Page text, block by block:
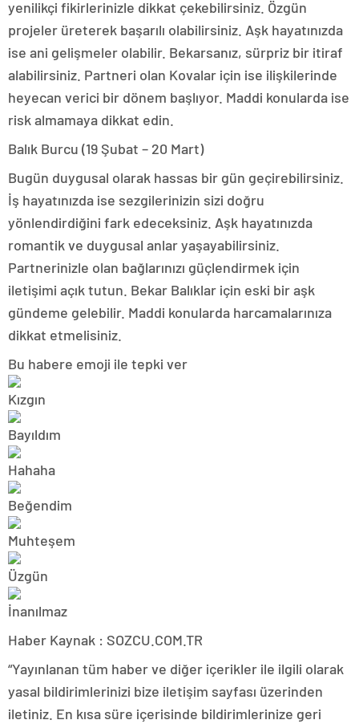
yenilikçi fikirlerinizle dikkat çekebilirsiniz. Özgün
projeler üreterek başarılı olabilirsiniz. Aşk hayatınızda
ise ani gelişmeler olabilir. Bekarsanız, sürpriz bir itiraf
alabilirsiniz. Partneri olan Kovalar için ise ilişkilerinde
heyecan verici bir dönem başlıyor. Maddi konularda ise
risk almamaya dikkat edin.
Balık Burcu (19 Şubat – 20 Mart)
Bugün duygusal olarak hassas bir gün geçirebilirsiniz.
İş hayatınızda ise sezgilerinizin sizi doğru
yönlendirdiğini fark edeceksiniz. Aşk hayatınızda
romantik ve duygusal anlar yaşayabilirsiniz.
Partnerinizle olan bağlarınızı güçlendirmek için
iletişimi açık tutun. Bekar Balıklar için eski bir aşk
gündeme gelebilir. Maddi konularda harcamalarınıza
dikkat etmelisiniz.
Bu habere emoji ile tepki ver
Haber Kaynak : SOZCU.COM.TR
“Yayınlanan tüm haber ve diğer içerikler ile ilgili olarak
yasal bildirimlerinizi bize iletişim sayfası üzerinden
iletiniz. En kısa süre içerisinde bildirimlerinize geri